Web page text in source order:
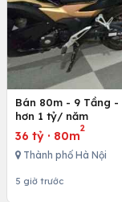
Bán 80m - 9 Tầng -
hơn 1 tỷ/ năm
36 tỷ · 80m
2
Thành phố Hà Nội
5 giờ trước